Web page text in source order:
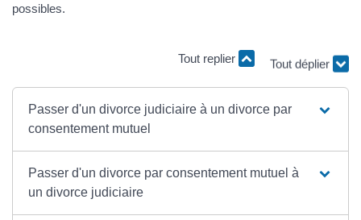
possibles.
Tout replier
Tout déplier
Passer d'un divorce judiciaire à un divorce par
consentement mutuel
Passer d'un divorce par consentement mutuel à
un divorce judiciaire